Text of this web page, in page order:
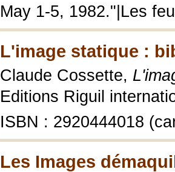
May 1-5, 1982."|Les
L'image statique :
Claude Cossette,
Editions Riguil
ISBN : 2920444018
Les Images